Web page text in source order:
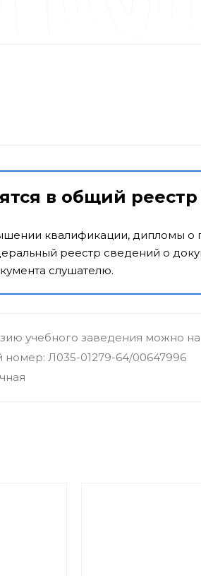
в общий
квалификации, дипломы о
реестр сведений о
слушателю.
учебного заведения можно на
номер: Л035-01279-64/00647996